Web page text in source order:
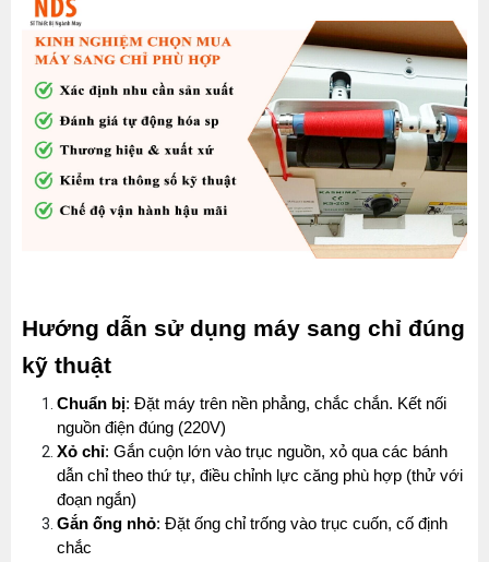
Hướng dẫn sử dụng máy sang chỉ đúng
kỹ thuật
Chuẩn bị: Đặt máy trên nền phẳng, chắc chắn. Kết nối
nguồn điện đúng (220V)
Xỏ chỉ: Gắn cuộn lớn vào trục nguồn, xỏ qua các bánh
dẫn chỉ theo thứ tự, điều chỉnh lực căng phù hợp (thử với
đoạn ngắn)
Gắn ống nhỏ: Đặt ống chỉ trống vào trục cuốn, cố định
chắc